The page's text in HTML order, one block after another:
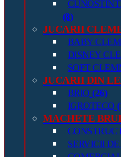
(8)
JUCARII
BABY
DISNEY
SOFT
JUCARII DIN
BRIO (26)
IGROTECO
MACHETE
SERVICII